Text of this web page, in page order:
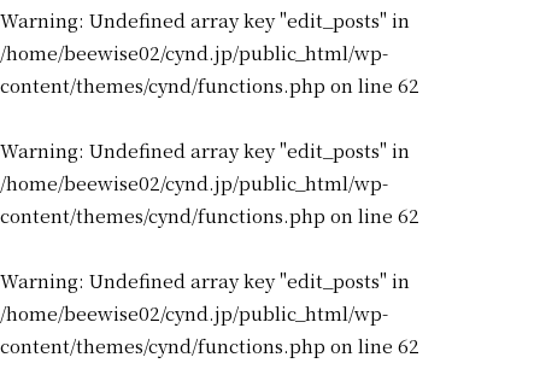
Warning: Undefined array key "edit_posts" in
/home/beewise02/cynd.jp/public_html/wp-
content/themes/cynd/functions.php on line 62
Warning: Undefined array key "edit_posts" in
/home/beewise02/cynd.jp/public_html/wp-
content/themes/cynd/functions.php on line 62
Warning: Undefined array key "edit_posts" in
/home/beewise02/cynd.jp/public_html/wp-
content/themes/cynd/functions.php on line 62